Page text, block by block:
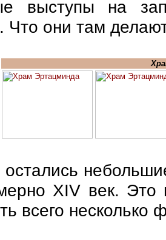
выступы на
Что они там
XIV век.
всего несколько